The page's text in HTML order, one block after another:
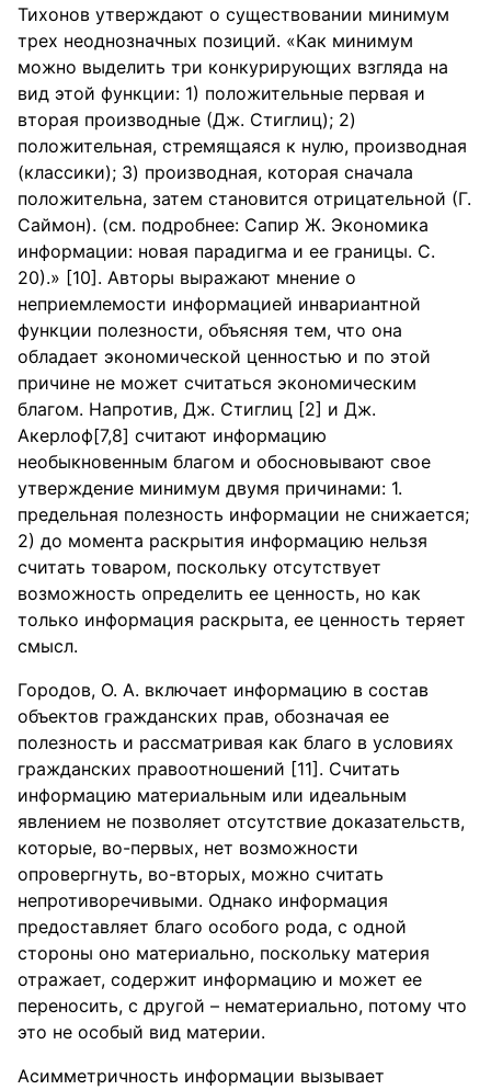
Тихонов утверждают о существовании минимум
трех неоднозначных позиций. «Как минимум
можно выделить три конкурирующих взгляда на
вид этой функции: 1) положительные первая и
вторая производные (Дж. Стиглиц); 2)
положительная, стремящаяся к нулю, производная
(классики); 3) производная, которая сначала
положительна, затем становится отрицательной (Г.
Саймон). (см. подробнее: Сапир Ж. Экономика
информации: новая парадигма и ее границы. С.
20).» [10]. Авторы выражают мнение о
неприемлемости информацией инвариантной
функции полезности, объясняя тем, что она
обладает экономической ценностью и по этой
причине не может считаться экономическим
благом. Напротив, Дж. Стиглиц [2] и Дж.
Акерлоф[7,8] считают информацию
необыкновенным благом и обосновывают свое
утверждение минимум двумя причинами: 1.
предельная полезность информации не снижается;
2) до момента раскрытия информацию нельзя
считать товаром, поскольку отсутствует
возможность определить ее ценность, но как
только информация раскрыта, ее ценность теряет
смысл.
Городов, О. А. включает информацию в состав
объектов гражданских прав, обозначая ее
полезность и рассматривая как благо в условиях
гражданских правоотношений [11]. Считать
информацию материальным или идеальным
явлением не позволяет отсутствие доказательств,
которые, во-первых, нет возможности
опровергнуть, во-вторых, можно считать
непротиворечивыми. Однако информация
предоставляет благо особого рода, с одной
стороны оно материально, поскольку материя
отражает, содержит информацию и может ее
переносить, с другой – нематериально, потому что
это не особый вид материи.
Асимметричность информации вызывает